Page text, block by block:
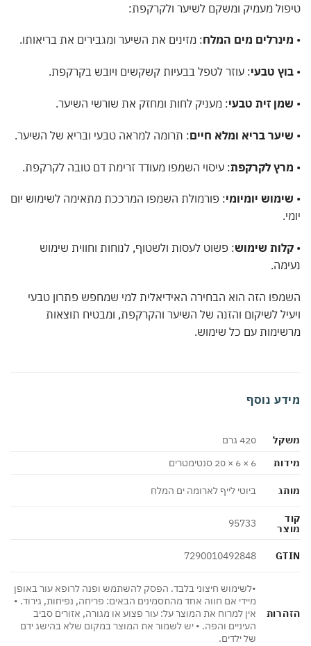
מעמיק ומשקם לשיער ולקרקפת:
מים המלח: מזינים את השיער ומגבירים את בריאותו.
טבעי: עוזר לטפל בבעיות קשקשים ויובש בקרקפת.
זית טבעי: מעניק לחות ומחזק את שורשי השיער.
בריא ומלא חיים : תרומה למראה טבעי ובריא של השיער.
לקרקפת: עיסוי השמפו מעודד זרימת דם טובה לקרקפת.
יומיומי: פורמולת השמפו המרככת מתאימה לשימוש יום
שימוש: פשוט לעסות ולשטוף, לנוחות וחווית שימוש
הזה הוא הבחירה האידיאלית למי שמחפש פתרון טבעי
לשיקום והזנה של השיער והקרקפת, ומבטיח תוצאות
עם כל שימוש.
נוסף
420 גרם
6 × 6 × 20 סנטימטרים
ביוטי לייף לארומה ים המלח
95733
7290010492848
•לשימוש חיצוני בלבד. הפסק להשתמש ופנה לרופא עור באופן
מיידי אם חווה אחד מהתסמינים הבאים: פריחה, נפיחות, גירוד. •
אין למרוח את המוצר על: עור פצוע או מגורה, אזורים סביב
העיניים והפה. • יש לשמור את המוצר במקום שלא בהישג ידם
של ילדים.